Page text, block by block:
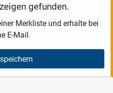
gefunden.
Merkliste und erhalte bei
E-Mail.